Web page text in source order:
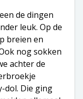
de dingen
leuk. Op de
breien en
nog sokken
achter de
dol. Die ging